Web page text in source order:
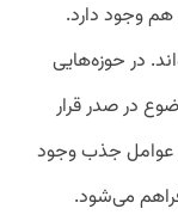
هم وجود دارد.
در حوزه‌هایی
در صدر قرار
عوامل جذب وجود
فراهم می‌شود.